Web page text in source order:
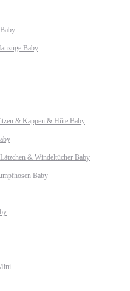
Baby
& Kappen & Hüte Baby
& Windeltücher Baby
Baby